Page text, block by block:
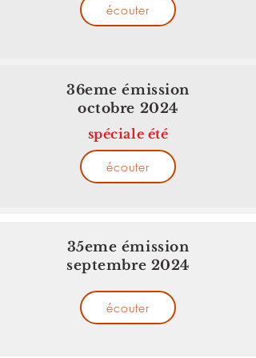
écouter
36eme émission
octobre 2024
spéciale été
écouter
35eme émission
septembre 2024
écouter